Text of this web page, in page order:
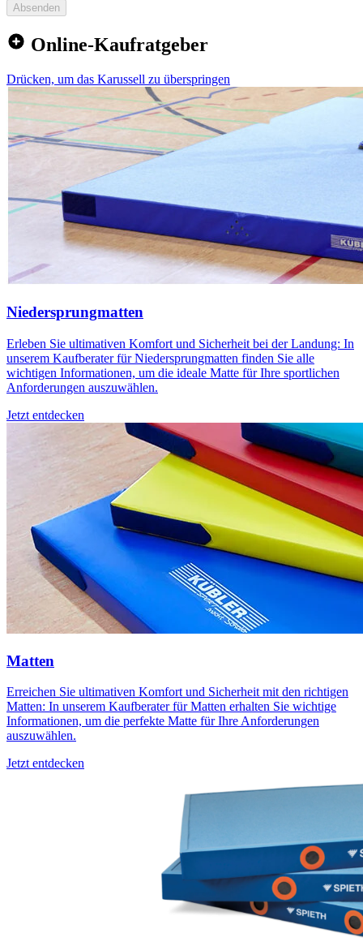
Absenden
Online-Kaufratgeber
Drücken, um das Karussell zu überspringen
Niedersprungmatten
Erleben Sie ultimativen Komfort und Sicherheit bei der Landung: In
unserem Kaufberater für Niedersprungmatten finden Sie alle
wichtigen Informationen, um die ideale Matte für Ihre sportlichen
Anforderungen auszuwählen.
Jetzt entdecken
Matten
Erreichen Sie ultimativen Komfort und Sicherheit mit den richtigen
Matten: In unserem Kaufberater für Matten erhalten Sie wichtige
Informationen, um die perfekte Matte für Ihre Anforderungen
auszuwählen.
Jetzt entdecken